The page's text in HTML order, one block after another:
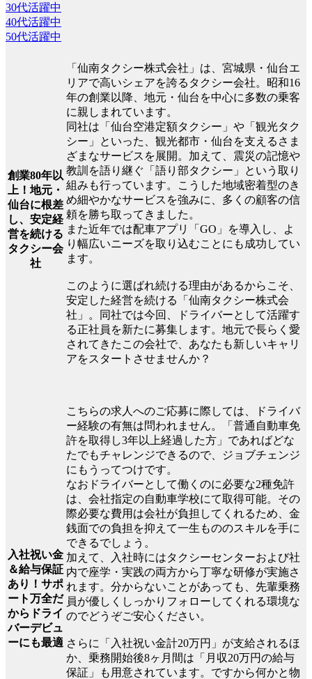
30代活躍中
40代活躍中
50代活躍中
創業80年以
上！地元・
仙台に根差
し、安定経
営を続ける
タクシー会
社
「仙南タクシー株式会社」は、宮城県・仙台エ
リアで高いシェアを誇るタクシー会社。昭和16
年の創業以降、地元・仙台を中心に多数の乗客
に親しまれています。
同社は「仙台空港定額タクシー」や「観光タク
シー」といった、観光都市・仙台を支えるさま
ざまなサービスを展開。加えて、震災の記憶や
教訓を語り継ぐ「語り部タクシー」という取り
組みも行っています。こうした地域密着型のき
め細やかなサービスを強みに、多くの顧客の信
頼を勝ち取ってきました。
また近年では配車アプリ「GO」を導入し、よ
り幅広いニーズを取り込むことにも成功してい
ます。
このように選ばれ続ける理由があるからこそ、
安定した経営を続ける「仙南タクシー株式会
社」。同社では今回、ドライバーとして活躍す
る正社員を新たに募集します。地元で長らく愛
されてきたこの会社で、あなたも新しいキャリ
アをスタートさせませんか？
入社祝い金
＆給与保証
あり！サポ
ート万全だ
からドライ
バーデビュ
ーにも最適
こちらの求人へのご応募に際しては、ドライバ
ー経験の有無は問われません。「普通自動車免
許を取得し3年以上経過した方」であればどな
たでもチャレンジできるので、ジョブチェンジ
にもうってつけです。
なおドライバーとして働くのに必要な2種免許
は、会社指定の自動車学校にて取得可能。その
際必要な費用は会社が負担してくれるため、金
銭面での負担を抑えて一生もののスキルを手に
できるでしょう。
加えて、入社時にはタクシーセンターおよび社
内で座学・実践の両方から丁寧な研修が実施さ
れます。分からないことがあっても、先輩乗務
員が優しくしっかりフォローしてくれる環境な
のでどうぞご安心ください。
さらに「入社祝い金計20万円」が支給されるほ
か、乗務開始後8ヶ月間は「月収20万円の給与
保証」も用意されています。ですから何かと物